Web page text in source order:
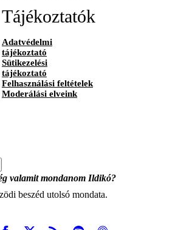
Tájékoztatók
Adatvédelmi
tájékoztató
Sütikezelési
tájékoztató
Felhasználási feltételek
Moderálási elveink
valamit mondanom Ildikó?
beszéd utolsó mondata.